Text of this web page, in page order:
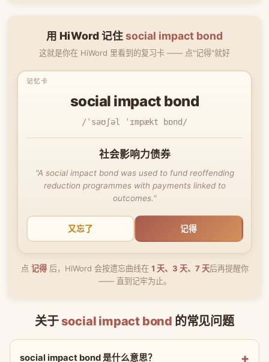
用 HiWord 记住social impact bond
这就是你在 HiWord 里看到的复习卡 —— 点"记得"就好
social impact bond
/ˈsəʊʃəl ˈɪmpækt bɒnd/
社会影响力债券
"A social impact bond was used to fund reoffending
reduction programmes with payments linked to
outcomes."
又忘了 记得
点 记得后，HiWord 会按遗忘曲线在 1 天、3 天、7 天后再提醒你
—— 直到记牢为止。
关于 social impact bond 的常见问题
social impact bond 是什么意思？